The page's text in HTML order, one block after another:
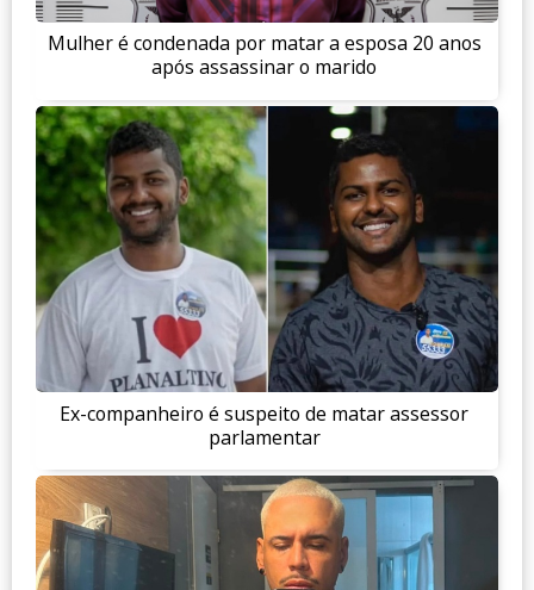
Mulher é condenada por matar a esposa 20 anos
após assassinar o marido
Ex-companheiro é suspeito de matar assessor
parlamentar